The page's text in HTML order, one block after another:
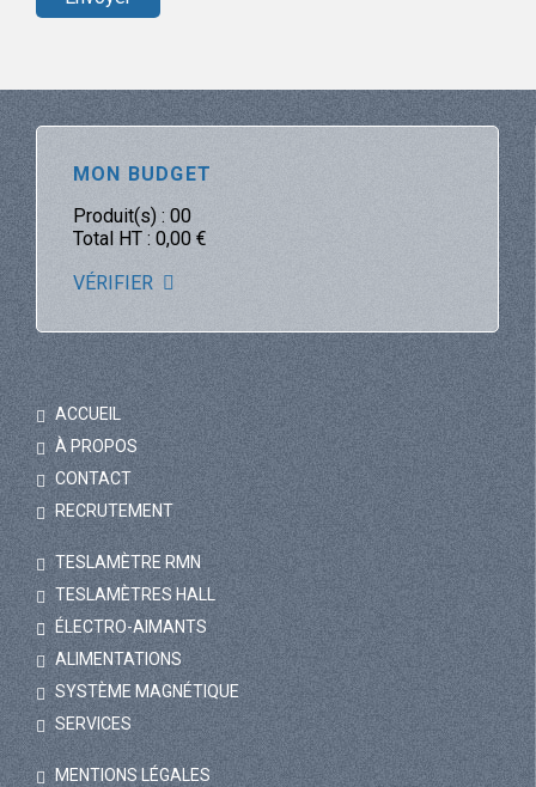
MON BUDGET
Produit(s) : 00
Total HT : 0,00 €
VÉRIFIER
ACCUEIL
À PROPOS
CONTACT
RECRUTEMENT
TESLAMÈTRE RMN
TESLAMÈTRES HALL
ÉLECTRO-AIMANTS
ALIMENTATIONS
SYSTÈME MAGNÉTIQUE
SERVICES
MENTIONS LÉGALES